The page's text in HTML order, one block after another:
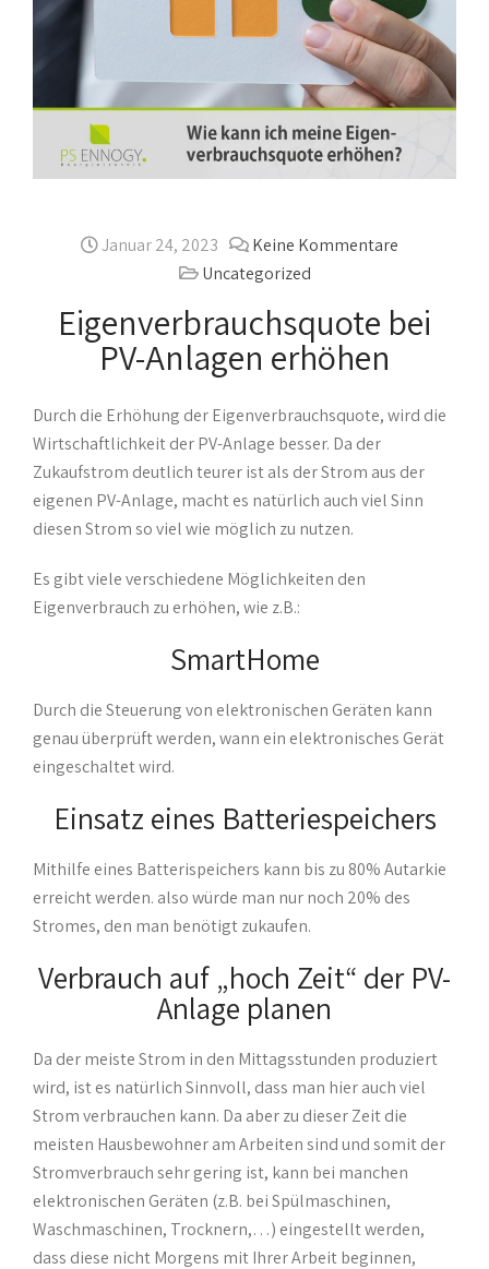
Januar 24, 2023
Keine Kommentare
Uncategorized
Eigenverbrauchsquote bei
PV-Anlagen erhöhen
Durch die Erhöhung der Eigenverbrauchsquote, wird die
Wirtschaftlichkeit der PV-Anlage besser. Da der
Zukaufstrom deutlich teurer ist als der Strom aus der
eigenen PV-Anlage, macht es natürlich auch viel Sinn
diesen Strom so viel wie möglich zu nutzen.
Es gibt viele verschiedene Möglichkeiten den
Eigenverbrauch zu erhöhen, wie z.B.:
SmartHome
Durch die Steuerung von elektronischen Geräten kann
genau überprüft werden, wann ein elektronisches Gerät
eingeschaltet wird.
Einsatz eines Batteriespeichers
Mithilfe eines Batterispeichers kann bis zu 80% Autarkie
erreicht werden. also würde man nur noch 20% des
Stromes, den man benötigt zukaufen.
Verbrauch auf „hoch Zeit“ der PV-
Anlage planen
Da der meiste Strom in den Mittagsstunden produziert
wird, ist es natürlich Sinnvoll, dass man hier auch viel
Strom verbrauchen kann. Da aber zu dieser Zeit die
meisten Hausbewohner am Arbeiten sind und somit der
Stromverbrauch sehr gering ist, kann bei manchen
elektronischen Geräten (z.B. bei Spülmaschinen,
Waschmaschinen, Trocknern,…) eingestellt werden,
dass diese nicht Morgens mit Ihrer Arbeit beginnen,